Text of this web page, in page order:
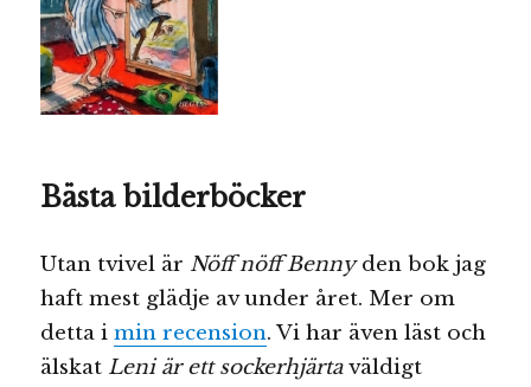
Bästa bilderböcker
Utan tvivel är Nöff nöff Bennyden bok jag
haft mest glädje av under året. Mer om
detta imin recension. Vi har även läst och
älskat Leni är ett sockerhjärtaväldigt